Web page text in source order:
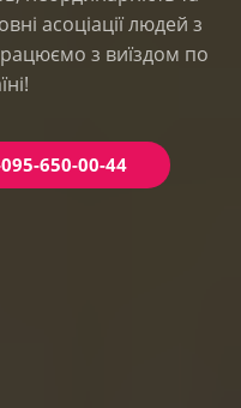
асоціації людей з
з виїздом по
650-00-44